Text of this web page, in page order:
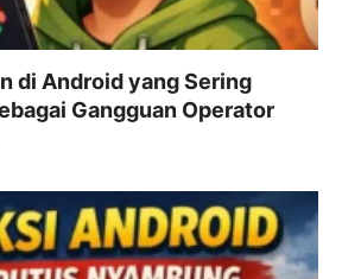
di Android yang Sering
Gangguan Operator